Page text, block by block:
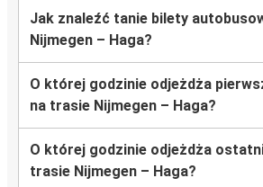
Jak znaleźć tanie bilety
Nijmegen – Haga?
O której godzinie odjeżdża
na trasie Nijmegen – Haga?
O której godzinie odjeżdża
trasie Nijmegen – Haga?